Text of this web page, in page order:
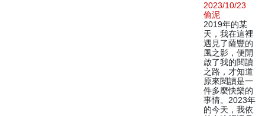
2023/10/23
偷泥
2019年的某
天，我在這裡
遇見了薩豐的
風之影，便開
啟了我的閱讀
之路，才知道
原來閱讀是一
件多麼快樂的
事情。2023年
的今天，我依